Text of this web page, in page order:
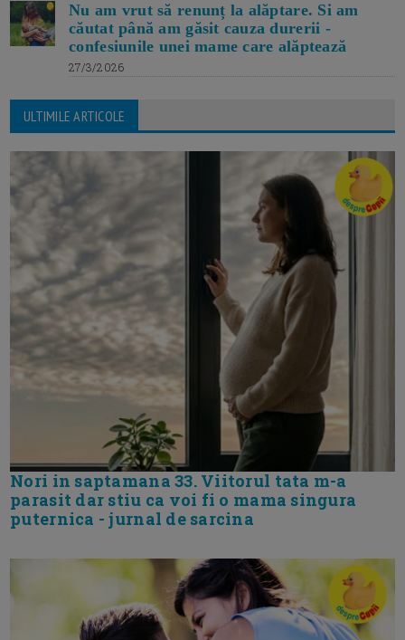
Nu am vrut să renunț la alăptare. Si am
căutat până am găsit cauza durerii -
confesiunile unei mame care alăptează
27/3/2026
ULTIMILE ARTICOLE
Nori in saptamana 33. Viitorul tata m-a
parasit dar stiu ca voi fi o mama singura
puternica - jurnal de sarcina